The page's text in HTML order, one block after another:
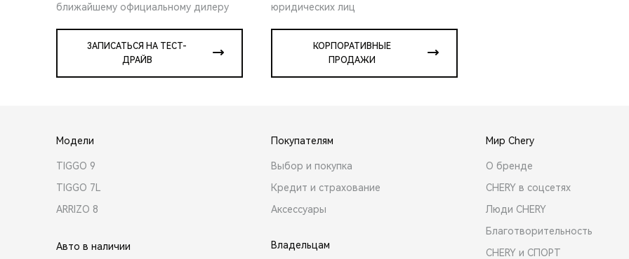
ближайшему официальному дилеру
ЗАПИСАТЬСЯ НА ТЕСТ-
ДРАЙВ
юридических лиц
КОРПОРАТИВНЫЕ
ПРОДАЖИ
Модели
TIGGO 9
TIGGO 7L
ARRIZO 8
Авто в наличии
Покупателям
Выбор и покупка
Кредит и страхование
Аксессуары
Владельцам
Мир Chery
О бренде
CHERY в соцсетях
Люди CHERY
Благотворительность
CHERY и СПОРТ